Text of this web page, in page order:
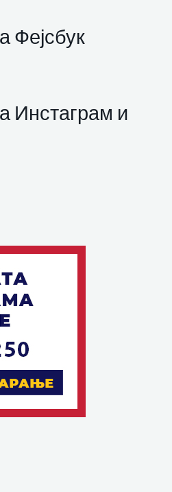
Фејсбук
Инстаграм и